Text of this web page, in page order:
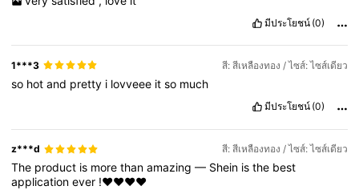
มีประโยชน์ (0)
1***3 สี: สีเหลืองทอง / ไซส์: ไซส์เดียว
so hotand pretty i lovveee itso much
มีประโยชน์ (0)
z***d สี: สีเหลืองทอง / ไซส์: ไซส์เดียว
The product is morethanamazing— Shein isthe best
applicationever !♥️♥️♥️♥️